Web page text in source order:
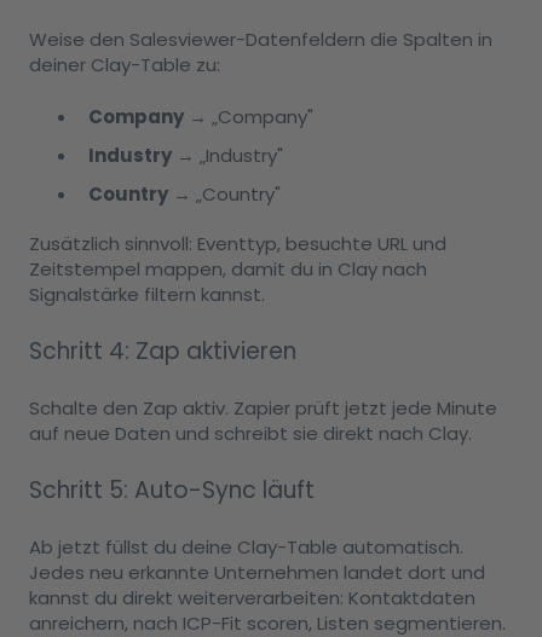
Weise den Salesviewer-Datenfeldern die Spalten in
deiner Clay-Table zu:
Company → „Company"
Industry → „Industry"
Country → „Country"
Zusätzlich sinnvoll: Eventtyp, besuchte URL und
Zeitstempel mappen, damit du in Clay nach
Signalstärke filtern kannst.
Schritt 4: Zap aktivieren
Schalte den Zap aktiv. Zapier prüft jetzt jede Minute
auf neue Daten und schreibt sie direkt nach Clay.
Schritt 5: Auto-Sync läuft
Ab jetzt füllst du deine Clay-Table automatisch.
Jedes neu erkannte Unternehmen landet dort und
kannst du direkt weiterverarbeiten: Kontaktdaten
anreichern, nach ICP-Fit scoren, Listen segmentieren.